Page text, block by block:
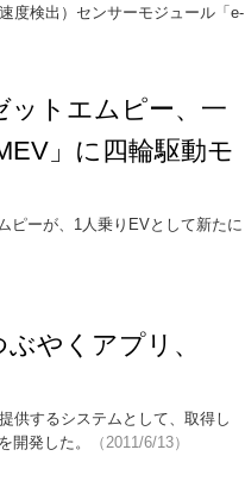
度検出）センサーモジュール「e-
トエムピー、一
」に四輪駆動モ
ピーが、1人乗りEVとして新たに
やくアプリ、
供するシステムとして、取得し
開発した。
（2011/6/13）